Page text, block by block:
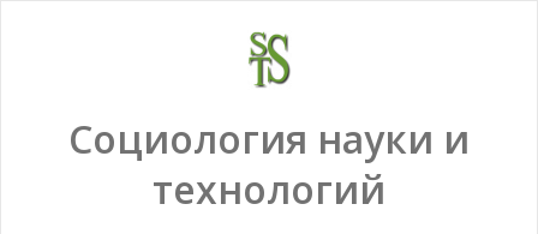
Социология науки и
технологий